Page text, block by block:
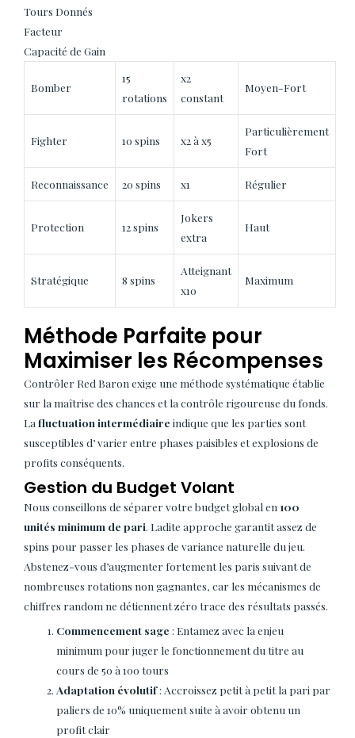
Tours Donnés
Facteur
Capacité de Gain
Bomber
15
rotations
x2
constant
Moyen-Fort
Fighter 10 spins x2 à x5
Particulièrement
Fort
Reconnaissance 20 spins x1 Régulier
Protection 12 spins
Jokers
extra
Haut
Stratégique 8 spins
Atteignant
x10
Maximum
Méthode Parfaite pour
Maximiser les Récompenses
Contrôler Red Baron exige une méthode systématique établie
sur la maîtrise des chances et la contrôle rigoureuse du fonds.
La fluctuation intermédiaire indique que les parties sont
susceptibles d’ varier entre phases paisibles et explosions de
profits conséquents.
Gestion du Budget Volant
Nous conseillons de séparer votre budget global en 100
unités minimum de pari . Ladite approche garantit assez de
spins pour passer les phases de variance naturelle du jeu.
Abstenez-vous d’augmenter fortement les paris suivant de
nombreuses rotations non gagnantes, car les mécanismes de
chiffres random ne détiennent zéro trace des résultats passés.
Commencement sage : Entamez avec la enjeu
minimum pour juger le fonctionnement du titre au
cours de 50 à 100 tours
Adaptation évolutif: Accroissez petit à petit la pari par
paliers de 10% uniquement suite à avoir obtenu un
profit clair